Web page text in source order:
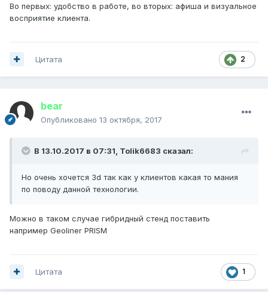
Во первых: удобство в работе, во вторых: афиша и визуальное
восприятие клиента.
2
Цитата
bear
Опубликовано 13 октября, 2017
В 13.10.2017 в 07:31, Tolik6683 сказал:
Но очень хочется 3d так как у клиентов какая то мания
по поводу данной технологии.
Можно в таком случае гибридный стенд поставить
например Geoliner PRISM
1
Цитата